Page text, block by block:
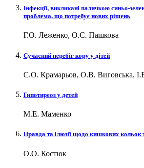
Інфекції, викликані паличкою синьо-
проблема, що потребує нових рішень
Г.О. Леженко, О.Є. Пашкова
Сучасний перебіг кору у дітей
С.О. Крамарьов, О.В. Виговська,
Гипотиреоз у детей
М.Е. Маменко
Правда та ілюзії щодо кишкових кольок
О.О. Костюк